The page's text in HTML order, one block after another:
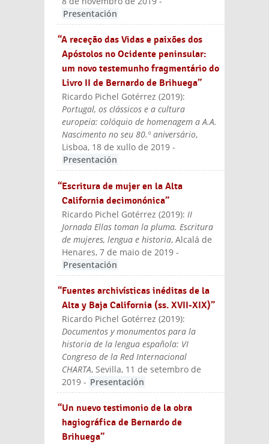
Presentación
“A receção das Vidas e paixões dos
Apóstolos no Ocidente peninsular:
um novo testemunho fragmentário do
Livro II de Bernardo de Brihuega”
Ricardo Pichel Gotérrez (2019):
Portugal, os clássicos e a cultura
europeia: colóquio de homenagem a A.A.
Nascimento no seu 80.º aniversário,
Lisboa, 18 de xullo de 2019 -
Presentación
“Escritura de mujer en la Alta
California decimonónica”
Ricardo Pichel Gotérrez (2019): II
Jornada Ellas toman la pluma. Escritura
de mujeres, lengua e historia, Alcalá de
Henares, 7 de maio de 2019 -
Presentación
“Fuentes archivísticas inéditas de la
Alta y Baja California (ss. XVII-XIX)”
Ricardo Pichel Gotérrez (2019):
Documentos y monumentos para la
historia de la lengua española: VI
Congreso de la Red Internacional
CHARTA, Sevilla, 11 de setembro de
2019 - Presentación
“Un nuevo testimonio de la obra
hagiográfica de Bernardo de
Brihuega”